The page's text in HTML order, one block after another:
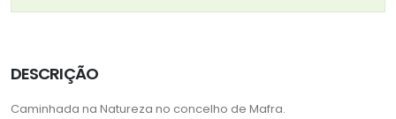
DESCRIÇÃO
Caminhada na Natureza no concelho de Mafra.